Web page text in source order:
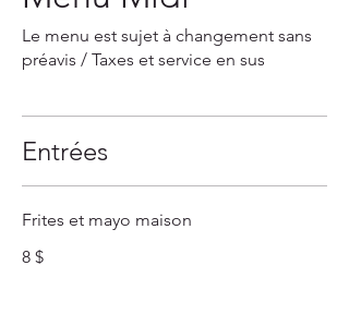
Le menu est sujet à changement sans
préavis / Taxes et service en sus
Entrées
Frites et mayo maison
8 $